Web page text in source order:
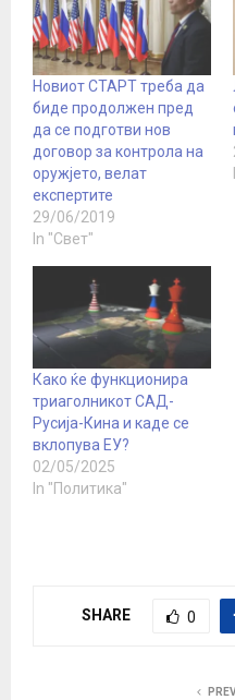
Новиот СТАРТ треба да
биде продолжен пред
да се подготви нов
договор за контрола на
оружјето, велат
експертите
29/06/2019
In "Свет"
Како ќе функционира
триаголникот САД-
Русија-Кина и каде се
вклопува ЕУ?
02/05/2025
In "Политика"
SHARE 0